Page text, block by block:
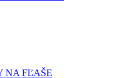
NA FĽAŠE